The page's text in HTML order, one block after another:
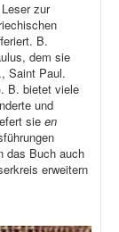
zur
B.
dem sie
Saint Paul.
B. bietet viele
und
sie en
das Buch auch
erweitern